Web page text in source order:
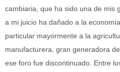
cambiaria, que ha sido una de mis
a mi juicio ha dañado a la
particular mayormente a la
manufacturera, gran generadora
ese foro fue discontinuado. Entre